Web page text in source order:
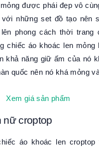
được phái đẹp vô
những set đồ tạo nên
phong cách thời trang
chiếc áo khoác len mỏng
khả năng giữ ấm của nó
quốc nên nó khá mỏng
Xem giá sản phẩm
nữ croptop
áo khoác len croptop